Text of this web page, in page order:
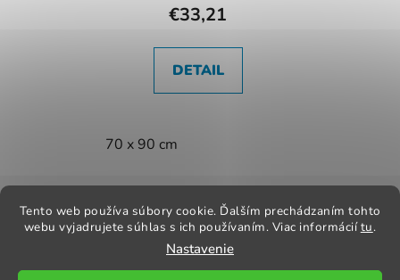
Tento web používa súbory cookie. Ďalším prechádzaním tohto
webu vyjadrujete súhlas s ich používaním. Viac informáciítu.
Nastavenie
€33,21
DETAIL
70 x 90 cm
Z
Kontakt Obchodné podmienky
Odstúpenie od zmluvy
Reklamačný poriadok Obchodné podmienky